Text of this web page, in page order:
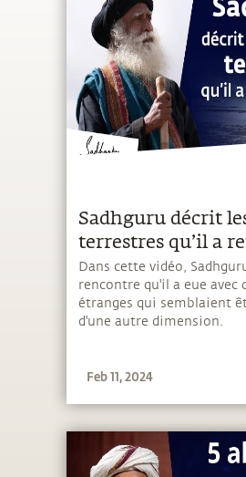
Sadhguru décrit
terrestres qu’il a
Dans cette vidéo,
rencontre qu'il a eue avec
étranges qui semblaient
d'une autre dimension.
Feb 11, 2024